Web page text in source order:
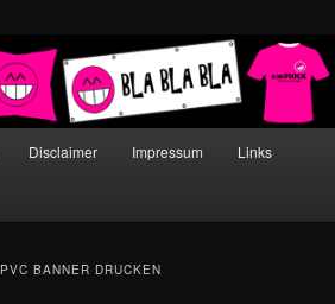
Disclaimer Impressum Links
PVC BANNER DRUCKEN